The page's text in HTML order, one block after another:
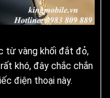
từ vàng khối đắt đỏ,
khó, đây chắc chắn
điện thoại này.